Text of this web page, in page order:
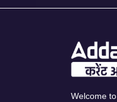
Welcome